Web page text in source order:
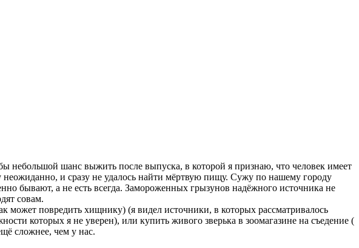
небольшой шанс выжить после выпуска, в которой я признаю, что человек имеет
и сразу не удалось найти мёртвую пищу. Сужу по нашему городу
бывают, а не есть всегда. Замороженных грызунов надёжного источника не
совам.
может повредить хищнику) (я видел источники, в которых рассматривалось
которых я не уверен), или купить живого зверька в зоомагазине на съедение (
сложнее, чем у нас.